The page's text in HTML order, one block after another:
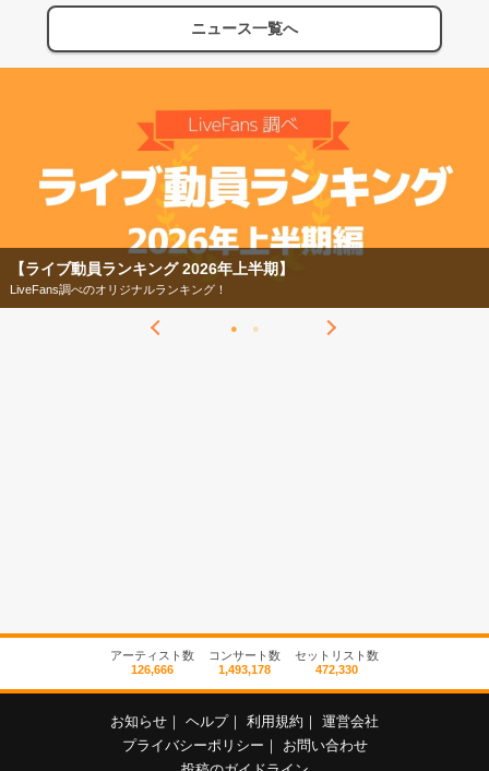
ニュース一覧へ
【ライブ動員ランキング 2026年上半期】
LiveFans調べのオリジナルランキング！
アーティスト数
126,666
コンサート数
1,493,178
セットリスト数
472,330
お知らせ ｜ ヘルプ｜ 利用規約 ｜ 運営会社
プライバシーポリシー ｜
お問い合わせ